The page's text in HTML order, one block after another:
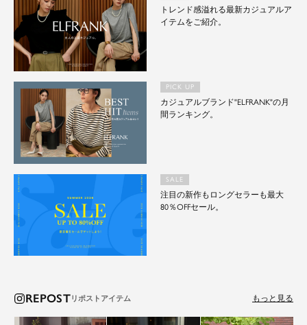
トレンド感溢れる最新カジュアルア
イテムをご紹介。
PICK UP
カジュアルブランド"ELFRANK"の月
間ランキング。
SALE
注目の新作もロングセラーも最大
80％OFFセール。
REPOST もっと見る